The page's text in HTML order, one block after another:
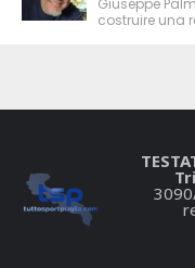
Giuseppe
costruire una